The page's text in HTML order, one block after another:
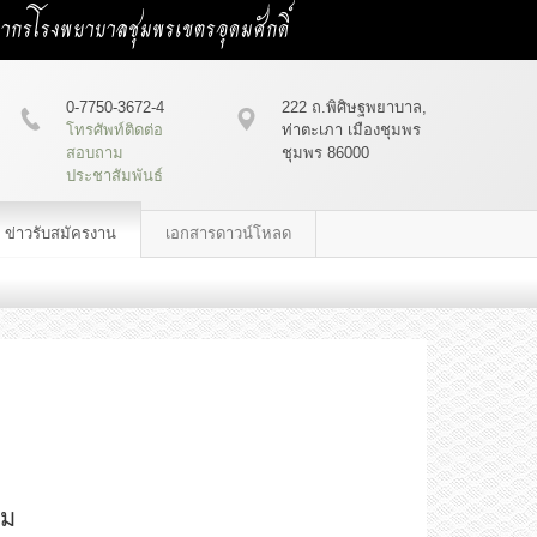
รโรงพยาบาลชุมพรเขตรอุดมศักดิ์
222 ถ.พิศิษฐพยาบาล,
ท่าตะเภา เมืองชุมพร
ชุมพร 86000
0-7750-3672-4
โทรศัพท์ติดต่อ
สอบถาม
ประชาสัมพันธ์
ข่าวรับสมัครงาน เอกสารดาวน์โหลด